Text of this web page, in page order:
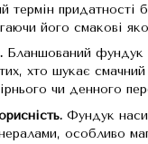
термін придатності
його смакові
Бланшований фундук
хто шукає
чи денного
Фундук
особливо